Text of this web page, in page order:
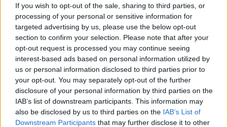
If you wish to opt-out of the sale, sharing to third parties, or
processing of your personal or sensitive information for
targeted advertising by us, please use the below opt-out
section to confirm your selection. Please note that after your
opt-out request is processed you may continue seeing
interest-based ads based on personal information utilized by
us or personal information disclosed to third parties prior to
your opt-out. You may separately opt-out of the further
disclosure of your personal information by third parties on the
IAB’s list of downstream participants. This information may
also be disclosed by us to third parties on the IAB’s List of
Downstream Participants that may further disclose it to other
des connaissances médicales. De cette façon, les évaluations
reflètent seulement une image fidèle des expériences propres
aux utilisateurs et pas celle du propriétaire de ce site web.
N’oubliez-pas que les expériences peuvent varier selon les
individus et que pour tout avis médical, il faut toujours prendre
contact avec votre médecin ou votre pharmacien.